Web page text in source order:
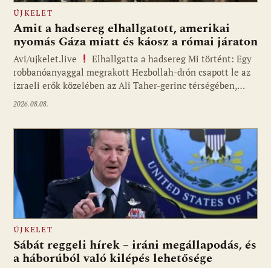
ÚJKELET
Amit a hadsereg elhallgatott, amerikai
nyomás Gáza miatt és káosz a római járaton
Avi/ujkelet.live
Elhallgatta a hadsereg Mi történt: Egy
robbanóanyaggal megrakott Hezbollah-drón csapott le az
izraeli erők közelében az Ali Taher-gerinc térségében,…
2026.08.08.
ÚJKELET
Sábát reggeli hírek – iráni megállapodás, és
a háborúból való kilépés lehetősége